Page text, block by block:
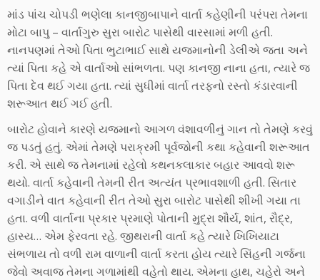
માંડ પાંચ ચોપડી ભણેલા કાનજીબાપાને વાર્તા કહેણીની પરંપરા તેમના
મોટા બાપુ – વાર્તાગુરુ સુરા બારોટ પાસેથી વારસામાં મળી હતી.
નાનપણમાં તેઓ પિતા ભુટાભાઈ સાથે યજમાનોની ડેલીએ જતા અને
ત્યાં પિતા કહે એ વાર્તાઓ સાંભળતા. પણ કાનજી નાના હતા, ત્યારે જ
પિતા દેવ થઈ ગયા હતા. ત્યાં સુધીમાં વાર્તા તરફનો રસ્તો કંડારવાની
શરૂઆત થઈ ગઈ હતી.
બારોટ હોવાને કારણે યજમાનો આગળ વંશાવળીનું ગાન તો તેમણે કરવું
જ પડતું હતું. એમાં તેમણે પરાક્રમી પૂર્વજોની કથા કહેવાની શરૂઆત
કરી. એ સાથે જ તેમનામાં રહેલો કથનકલાકાર બહાર આવવો શરૂ
થયો. વાર્તા કહેવાની તેમની રીત અત્યંત પ્રભાવશાળી હતી. સિતાર
વગાડીને વાત કહેવાની રીત તેઓ સુરા બારોટ પાસેથી શીખી ગયા તા
હતા. વળી વાર્તાના પ્રકાર પ્રમાણે પોતાની મુદ્રા શૌર્ય, શાંત, રૌદ્ર,
હાસ્ય… એમ ફેરવતા રહે. જીથરાની વાર્તા કહે ત્યારે ખિખિયાટા
સંભળાય તો વળી રામ વાળાની વાર્તા કરતા હોય ત્યારે સિંહની ગર્જના
જેવો અવાજ તેમના ગળામાંથી વહેતો થાય. એમના હાથ, ચહેરો અને